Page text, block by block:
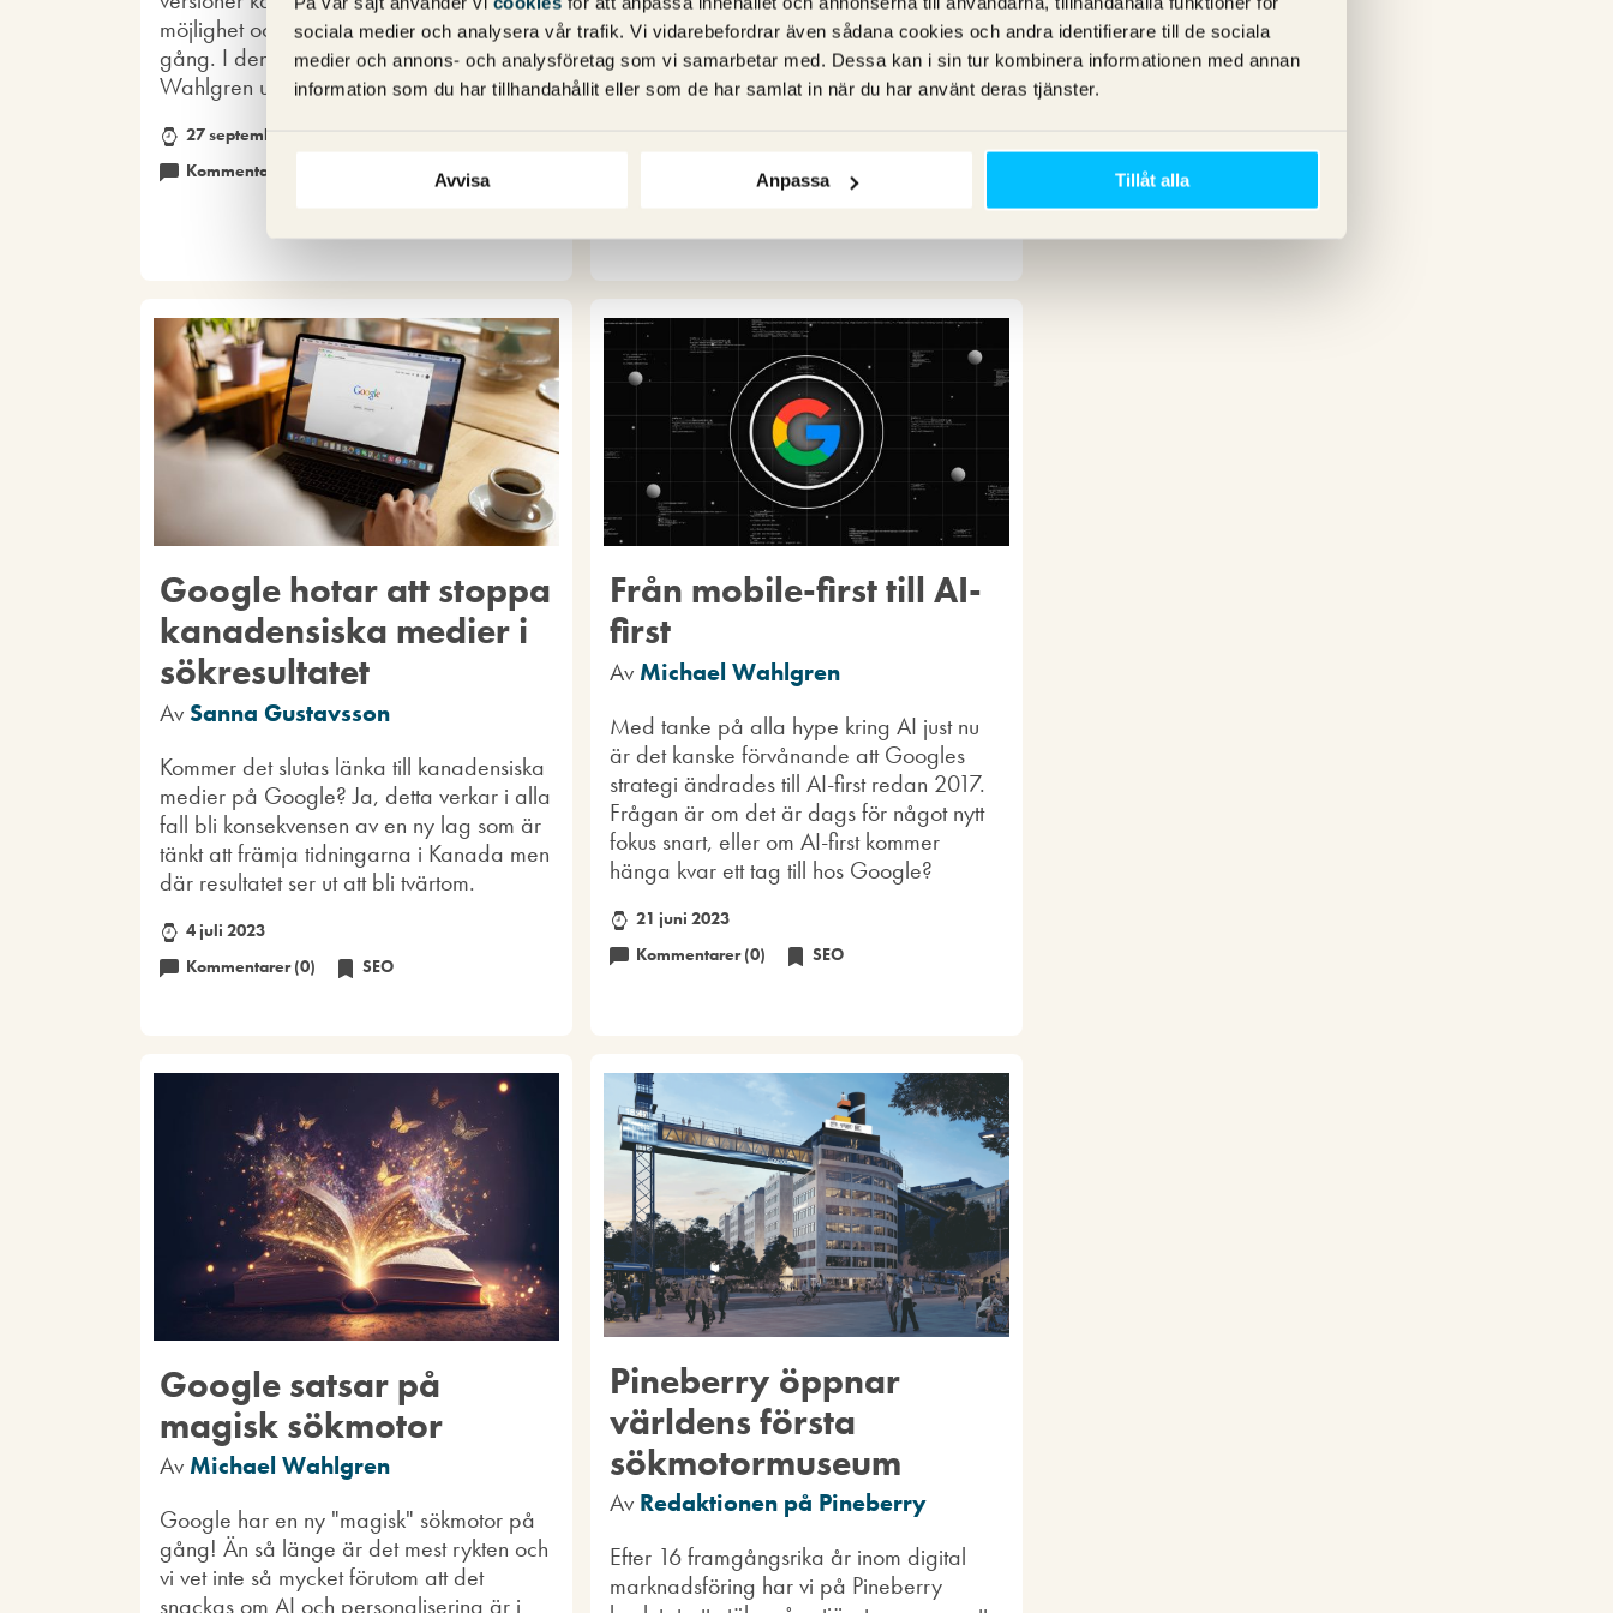
sociala medier och analysera vår trafik. Vi vidarebefordrar även sådana cookies och andra identifierare till de sociala
medier och annons- och analysföretag som vi samarbetar med. Dessa kan i sin tur kombinera informationen med annan
information som du har tillhandahållit eller som de har samlat in när du har använt deras tjänster.
Avvisa Anpassa Tillåt alla
möjlighet och ett problem på samma
gång. I denna artikel reder Michael
Wahlgren ut varför det kan bli så.
27 september 2023
Kommentarer (0)
Jonatan och Fredrik var på plats under
höstens upplaga av BrightonSEO. E-E-A-
T, AI och automatisering var ämnena på
allas läppar och det var självklart lika
25 september 2023
Kommentarer (0)
Google hotar att stoppa
kanadensiska medier i
sökresultatet
Av Sanna Gustavsson
Kommer det slutas länka till kanadensiska
medier på Google? Ja, detta verkar i alla
fall bli konsekvensen av en ny lag som är
tänkt att främja tidningarna i Kanada men
där resultatet ser ut att bli tvärtom.
4 juli 2023
Kommentarer (0)
SEO
Från mobile-first till AI-
first
Av Michael Wahlgren
Med tanke på alla hype kring AI just nu
är det kanske förvånande att Googles
strategi ändrades till AI-first redan 2017.
Frågan är om det är dags för något nytt
fokus snart, eller om AI-first kommer
hänga kvar ett tag till hos Google?
21 juni 2023
Kommentarer (0)
SEO
Google satsar på
magisk sökmotor
Av Michael Wahlgren
Google har en ny "magisk" sökmotor på
gång! Än så länge är det mest rykten och
vi vet inte så mycket förutom att det
snackas om AI och personalisering är i
Pineberry öppnar
världens första
sökmotormuseum
Av Redaktionen på Pineberry
Efter 16 framgångsrika år inom digital
marknadsföring har vi på Pineberry